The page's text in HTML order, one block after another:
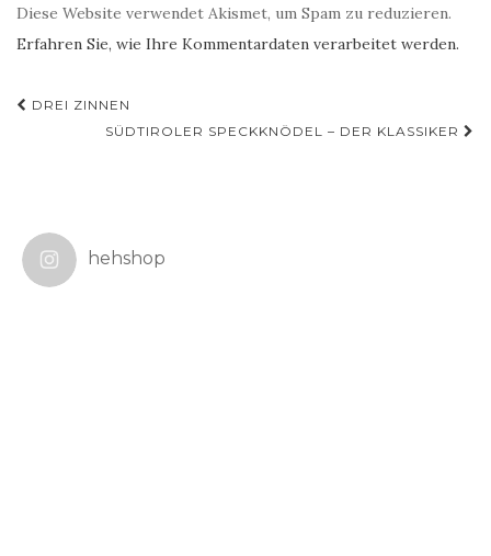
Diese Website verwendet Akismet, um Spam zu reduzieren.
Erfahren Sie, wie Ihre Kommentardaten verarbeitet werden.
Beitragsnavigation
DREI ZINNEN
SÜDTIROLER SPECKKNÖDEL – DER KLASSIKER
hehshop